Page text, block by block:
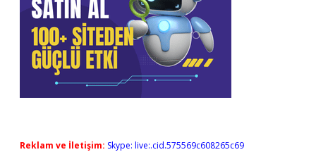
Reklam ve İletişim: Skype: live:.cid.575569c608265c69